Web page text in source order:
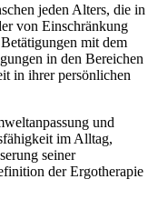
jeden Alters, die in
von Einschränkung
mit dem
in den Bereichen
in ihrer persönlichen
und
im Alltag,
seiner
der Ergotherapie